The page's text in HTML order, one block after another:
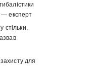
— експерт
стільки,
для